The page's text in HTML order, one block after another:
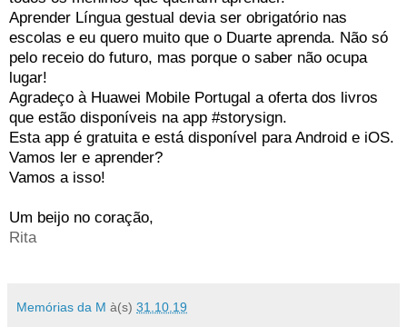
Aprender Língua gestual devia ser obrigatório nas
escolas e eu quero muito que o Duarte aprenda. Não só
pelo receio do futuro, mas porque o saber não ocupa
lugar!
Agradeço à Huawei Mobile Portugal a oferta dos livros
que estão disponíveis na app #storysign.
Esta app é gratuita e está disponível para Android e iOS.
Vamos ler e aprender?
Vamos a isso!
Um beijo no coração,
Rita
Memórias da M à(s) 31.10.19